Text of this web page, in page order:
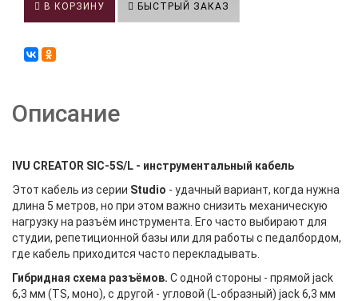
В КОРЗИНУ БЫСТРЫЙ ЗАКАЗ
Описание
IVU CREATOR SIC-5S/L - инструментальный кабель
Этот кабель из серии Studio - удачный вариант, когда нужна
длина 5 метров, но при этом важно снизить механическую
нагрузку на разъём инструмента. Его часто выбирают для
студии, репетиционной базы или для работы с педалбордом,
где кабель приходится часто перекладывать.
Гибридная схема разъёмов. С одной стороны - прямой jack
6,3 мм (TS, моно), с другой - угловой (L-образный) jack 6,3 мм